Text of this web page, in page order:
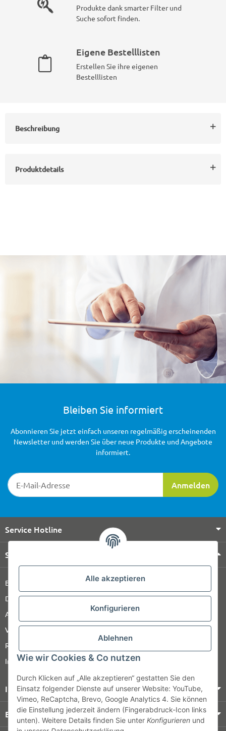
Alle akzeptieren
Konfigurieren
Ablehnen
Wie wir Cookies & Co nutzen
Durch Klicken auf „Alle akzeptieren“ gestatten Sie den
Einsatz folgender Dienste auf unserer Website: YouTube,
Vimeo, ReCaptcha, Brevo, Google Analytics 4. Sie können
die Einstellung jederzeit ändern (Fingerabdruck-Icon links
unten). Weitere Details finden Sie unter Konfigurieren und
Produkte dank smarter Filter und
Suche sofort finden.
Eigene Bestelllisten
Erstellen Sie ihre eigenen
Bestelllisten
Beschreibung
Produktdetails
Bleiben Sie informiert
Newsletter-Registrierung
Anmelden
Abonnieren Sie jetzt einfach unseren regelmäßig erscheinenden
Newsletter und werden Sie über neue Produkte und Angebote
informiert.
Service Hotline
Shop Service
Barrierefreiheitserklärung
Datenschutz
AGB
Versandinformationen
Retour
Impressum
Informationen
Bezahlung & Versand